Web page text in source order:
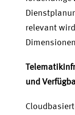
relevant
und